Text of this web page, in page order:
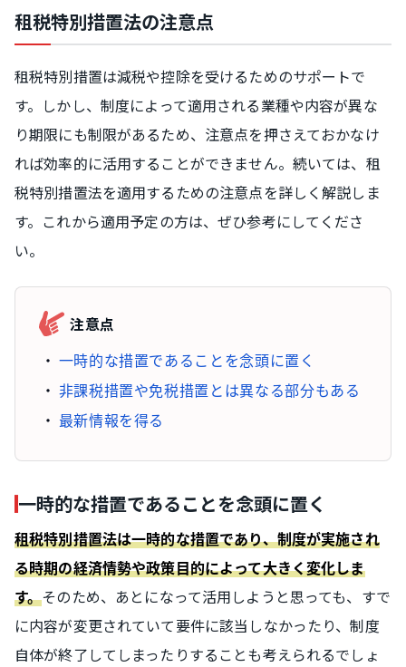
租税特別措置法の注意点
租税特別措置は減税や控除を受けるためのサポートで
す。しかし、制度によって適用される業種や内容が異な
り期限にも制限があるため、注意点を押さえておかなけ
れば効率的に活用することができません。続いては、租
税特別措置法を適用するための注意点を詳しく解説しま
す。これから適用予定の方は、ぜひ参考にしてくださ
い。
注意点
一時的な措置であることを念頭に置く
非課税措置や免税措置とは異なる部分もある
最新情報を得る
一時的な措置であることを念頭に置く
租税特別措置法は一時的な措置であり、制度が実施され
る時期の経済情勢や政策目的によって大きく変化しま
す。そのため、あとになって活用しようと思っても、すで
に内容が変更されていて要件に該当しなかったり、制度
自体が終了してしまったりすることも考えられるでしょ